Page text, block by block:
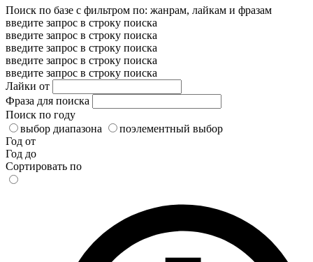
Поиск по базе с фильтром по: жанрам, лайкам и фразам
введите запрос в строку поиска
введите запрос в строку поиска
введите запрос в строку поиска
введите запрос в строку поиска
введите запрос в строку поиска
Лайки от
Фраза для поиска
Поиск по году
выбор диапазона
поэлементный выбор
Год от
Год до
Сортировать по